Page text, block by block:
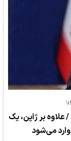
بر ژاپن، یک
می‌شود